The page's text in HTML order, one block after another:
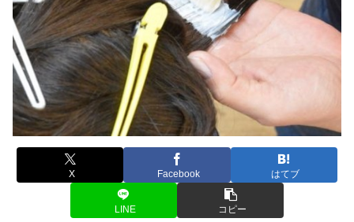
X Facebook はてブ
LINE コピー